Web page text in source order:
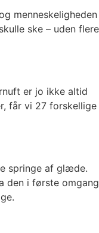
menneskeligheden
ske – uden flere
er jo ikke altid
får vi 27 forskellige
springe af glæde.
den i første omgang